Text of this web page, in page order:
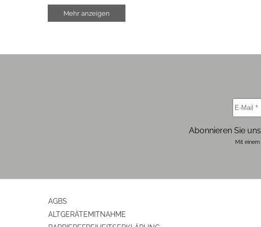
Riemenantrieb
Breite (cm)
Mehr anzeigen
Abonnieren Sie
Mit
AGBS
ALTGERÄTEMITNAHME